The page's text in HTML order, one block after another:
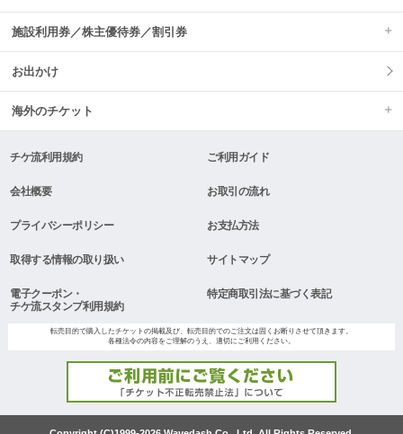
施設利用券／株主優待券／割引券
お出かけ
海外のチケット
チケ流利用規約 ご利用ガイド
会社概要 お取引の流れ
プライバシーポリシー お支払方法
取得する情報の取り扱い サイトマップ
電子クーポン・
チケ流スタンプ利用規約
特定商取引法に基づく表記
転売目的で購入したチケットの掲載及び、転売目的でのご注文は固くお断りさせて頂きます。
各種法令の内容をご理解のうえ、適切にご利用ください。